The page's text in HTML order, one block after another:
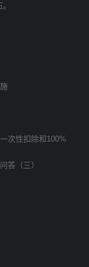
次性扣除和100%
答（三）